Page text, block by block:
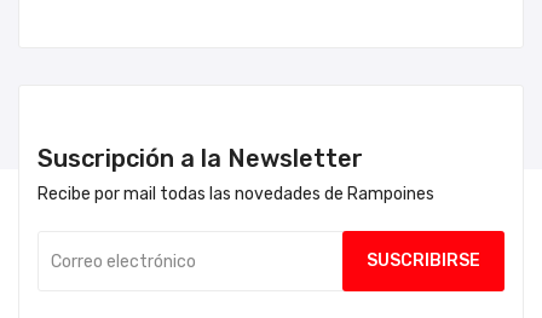
Suscripción a la Newsletter
Recibe por mail todas las novedades de Rampoines